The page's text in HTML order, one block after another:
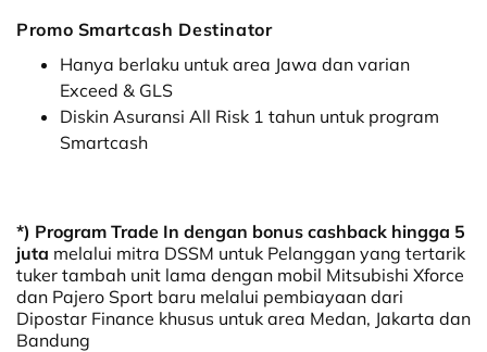
Promo Smartcash Destinator
Hanya berlaku untuk area Jawa dan varian
Exceed & GLS
Diskin Asuransi All Risk 1 tahun untuk program
Smartcash
*) Program Trade In dengan bonus cashback hingga 5
juta melalui mitra DSSM untuk Pelanggan yang tertarik
tuker tambah unit lama dengan mobil Mitsubishi Xforce
dan Pajero Sport baru melalui pembiayaan dari
Dipostar Finance khusus untuk area Medan, Jakarta dan
Bandung